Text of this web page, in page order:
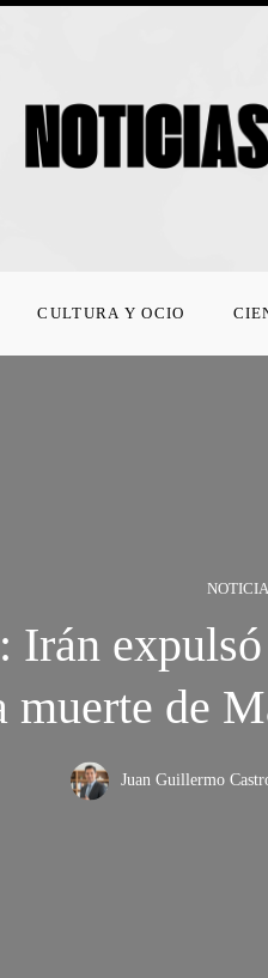
CULTURA Y OCIO
muerte de
Juan Guillermo